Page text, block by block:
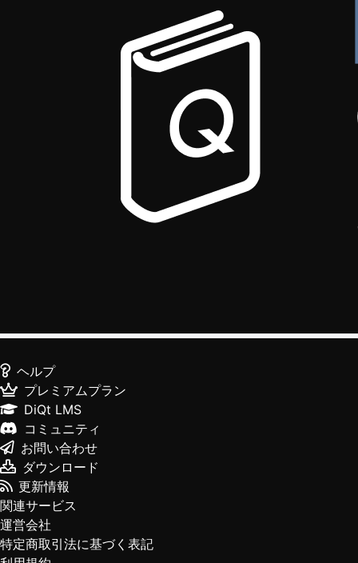
ヘルプ
プレミアムプラン
DiQt LMS
コミュニティ
お問い合わせ
ダウンロード
更新情報
関連サービス
運営会社
特定商取引法に基づく表記